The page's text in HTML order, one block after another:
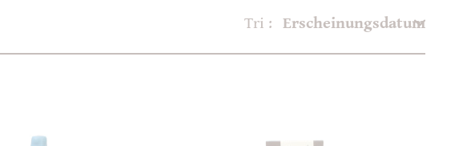
Tri :